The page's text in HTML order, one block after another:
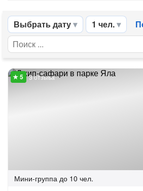
Выбрать дату 1 чел.
3 отзыва
Мини-группа до 10 чел.